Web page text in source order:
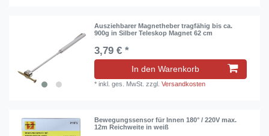
Ausziehbarer Magnetheber tragfähig bis ca.
900g in Silber Teleskop Magnet 62 cm
3,79 € *
In den Warenkorb
*inkl. ges. MwSt. zzgl.Versandkosten
Bewegungssensor für Innen 180° / 220V max.
12m Reichweite in weiß